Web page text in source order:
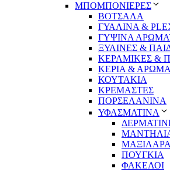
ΜΠΟΜΠΟΝΙΕΡΕΣ
ΒΟΤΣΑΛΑ
ΓΥΑΛΙΝΑ &
ΓΥΨΙΝΑ
ΞΥΛΙΝΕΣ &
ΚΕΡΑΜΙΚΕΣ &
ΚΕΡΙΑ &
ΚΟΥΤΑΚΙΑ
ΚΡΕΜΑΣΤΕΣ
ΠΟΡΣΕΛΑΝΙΝΑ
ΥΦΑΣΜΑΤΙΝA
ΠΟΥΓΚΙΑ
ΦΑΚΕΛΟΙ